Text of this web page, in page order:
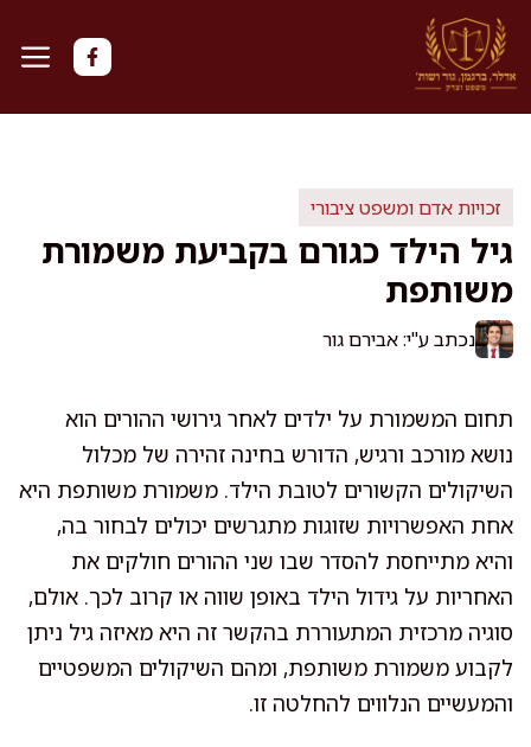
לדלג
לתוכן
זכויות אדם ומשפט ציבורי
גיל הילד כגורם בקביעת משמורת
משותפת
נכתב ע"י: אבירם גור
תחום המשמורת על ילדים לאחר גירושי ההורים הוא
נושא מורכב ורגיש, הדורש בחינה זהירה של מכלול
השיקולים הקשורים לטובת הילד. משמורת משותפת היא
אחת האפשרויות שזוגות מתגרשים יכולים לבחור בה,
והיא מתייחסת להסדר שבו שני ההורים חולקים את
האחריות על גידול הילד באופן שווה או קרוב לכך. אולם,
סוגיה מרכזית המתעוררת בהקשר זה היא מאיזה גיל ניתן
לקבוע משמורת משותפת, ומהם השיקולים המשפטיים
והמעשיים הנלווים להחלטה זו.